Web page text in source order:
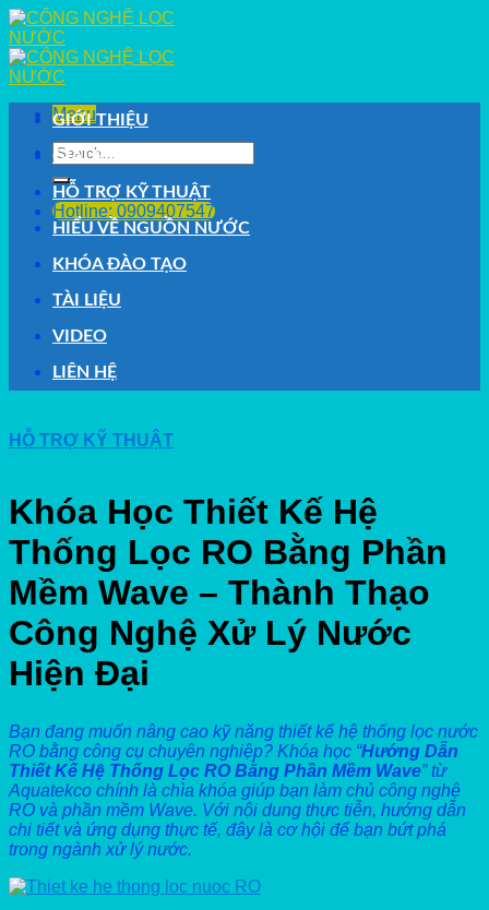
Skip
to
content
Menu
Search
for:
Hotline: 0909407547
GIỚI THIỆU
GIẢI PHÁP
HỖ TRỢ KỸ THUẬT
HIỂU VỀ NGUỒN NƯỚC
KHÓA ĐÀO TẠO
TÀI LIỆU
VIDEO
LIÊN HỆ
HỖ TRỢ KỸ THUẬT
Khóa Học Thiết Kế Hệ
Thống Lọc RO Bằng Phần
Mềm Wave – Thành Thạo
Công Nghệ Xử Lý Nước
Hiện Đại
Bạn đang muốn nâng cao kỹ năng thiết kế hệ thống lọc nước
RO bằng công cụ chuyên nghiệp? Khóa học “Hướng Dẫn
Thiết Kế Hệ Thống Lọc RO Bằng Phần Mềm Wave” từ
Aquatekco chính là chìa khóa giúp bạn làm chủ công nghệ
RO và phần mềm Wave. Với nội dung thực tiễn, hướng dẫn
chi tiết và ứng dụng thực tế, đây là cơ hội để bạn bứt phá
trong ngành xử lý nước.